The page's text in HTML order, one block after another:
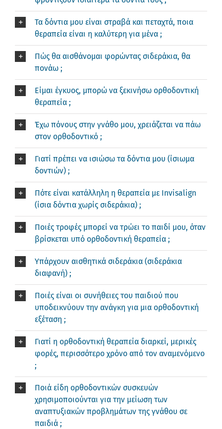
Τα δόντια μου είναι στραβά και πεταχτά, ποια
θεραπεία είναι η καλύτερη για μένα ;
Πώς θα αισθάνομαι φορώντας σιδεράκια, θα
πονάω ;
Είμαι έγκυος, μπορώ να ξεκινήσω ορθοδοντική
θεραπεία ;
Έχω πόνους στην γνάθο μου, χρειάζεται να πάω
στον ορθοδοντικό ;
Γιατί πρέπει να ισιώσω τα δόντια μου (ίσιωμα
δοντιών) ;
Πότε είναι κατάλληλη η θεραπεία με Invisalign
(ίσια δόντια χωρίς σιδεράκια) ;
Ποιές τροφές μπορεί να τρώει το παιδί μου, όταν
βρίσκεται υπό ορθοδοντική θεραπεία ;
Υπάρχουν αισθητικά σιδεράκια (σιδεράκια
διαφανή) ;
Ποιές είναι οι συνήθειες του παιδιού που
υποδεικνύουν την ανάγκη για μια ορθοδοντική
εξέταση ;
Γιατί η ορθοδοντική θεραπεία διαρκεί, μερικές
φορές, περισσότερο χρόνο από τον αναμενόμενο
;
Ποιά είδη ορθοδοντικών συσκευών
χρησιμοποιούνται για την μείωση των
αναπτυξιακών προβλημάτων της γνάθου σε
παιδιά ;